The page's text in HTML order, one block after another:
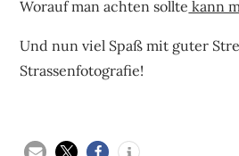
Worauf man achten sollte kann
Und nun viel Spaß mit guter
Strassenfotografie!